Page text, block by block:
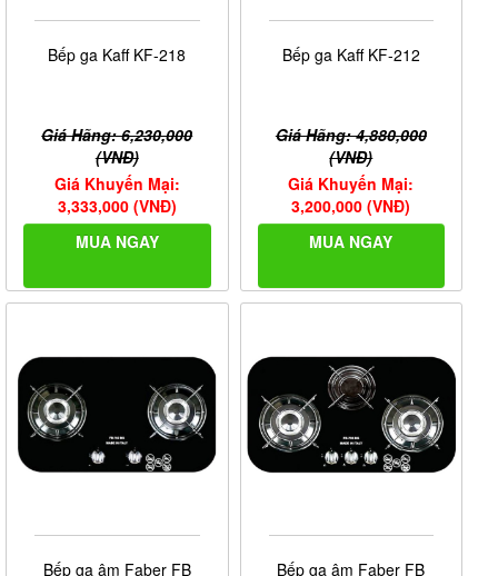
Bếp ga Kaff KF-218
Giá Hãng: 6,230,000
(VNĐ)
Giá Khuyến Mại:
3,333,000 (VNĐ)
MUA NGAY
Bếp ga Kaff KF-212
Giá Hãng: 4,880,000
(VNĐ)
Giá Khuyến Mại:
3,200,000 (VNĐ)
MUA NGAY
Bếp ga âm Faber FB Bếp ga âm Faber FB